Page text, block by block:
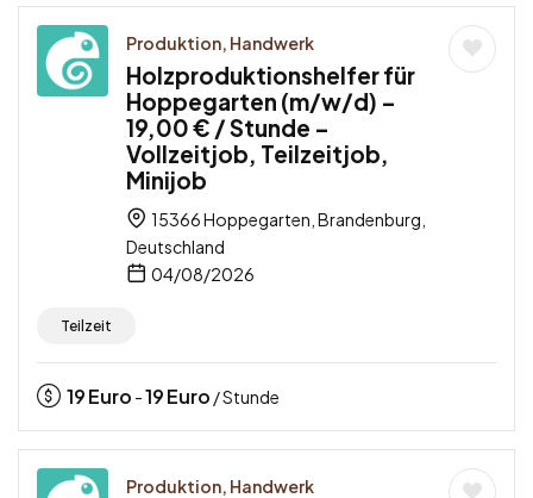
Produktion, Handwerk
Holzproduktionshelfer für
Hoppegarten (m/w/d) –
19,00 € / Stunde –
Vollzeitjob, Teilzeitjob,
Minijob
15366 Hoppegarten, Brandenburg,
Deutschland
04/08/2026
Teilzeit
19Euro -19Euro / Stunde
Produktion, Handwerk